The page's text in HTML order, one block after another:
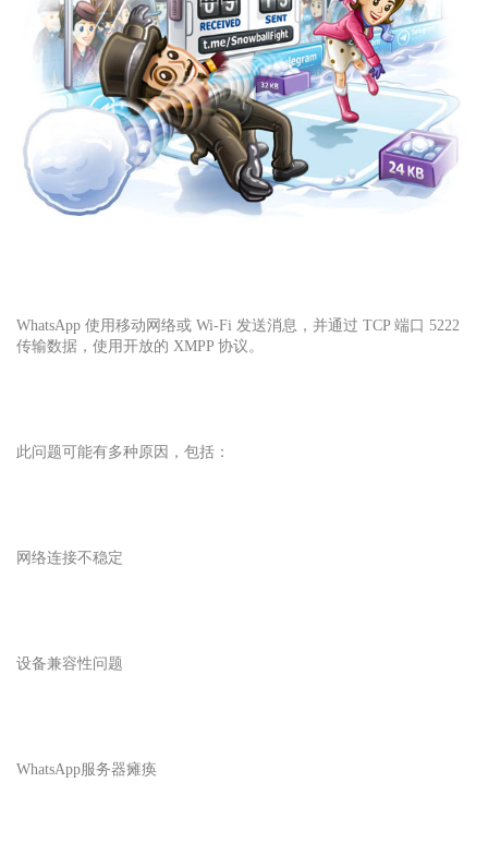
WhatsApp 使用移动网络或 Wi-Fi 发送消息，并通过 TCP 端口 5222
传输数据，使用开放的 XMPP 协议。
此问题可能有多种原因，包括：
网络连接不稳定
设备兼容性问题
WhatsApp服务器瘫痪